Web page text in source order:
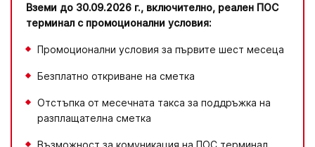
Вземи до 30.09.2026 г., включително, реален ПОС
терминал с промоционални условия:
Промоционални условия за първите шест месеца
Безплатно откриване на сметка
Отстъпка от месечната такса за поддръжка на
разплащателна сметка
Възможност за комуникация на ПОС терминал